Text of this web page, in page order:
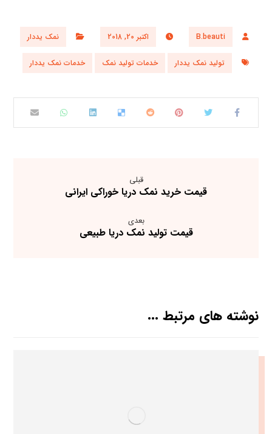
B.beauti اکتبر 20, 2018 نمک یددار
تولید نمک یددار خدمات تولید نمک خدمات نمک یددار
قبلی
قیمت خرید نمک دریا خوراکی ایرانی
بعدی
قیمت تولید نمک دریا طبیعی
نوشته های مرتبط ...